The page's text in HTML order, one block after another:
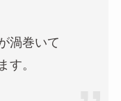
渦巻いて
す。